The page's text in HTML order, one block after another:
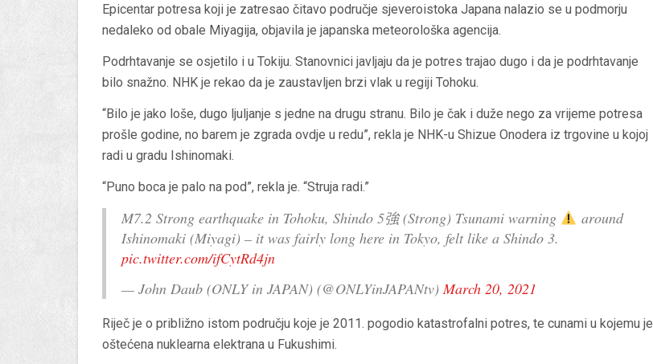
Epicentar potresa koji je zatresao čitavo područje sjeveroistoka Japana nalazio se u podmorju
nedaleko od obale Miyagija, objavila je japanska meteorološka agencija.
Podrhtavanje se osjetilo i u Tokiju. Stanovnici javljaju da je potres trajao dugo i da je podrhtavanje
bilo snažno. NHK je rekao da je zaustavljen brzi vlak u regiji Tohoku.
“Bilo je jako loše, dugo ljuljanje s jedne na drugu stranu. Bilo je čak i duže nego za vrijeme potresa
prošle godine, no barem je zgrada ovdje u redu”, rekla je NHK-u Shizue Onodera iz trgovine u kojoj
radi u gradu Ishinomaki.
“Puno boca je palo na pod”, rekla je. “Struja radi.”
M7.2 Strong earthquake in Tohoku, Shindo 5強 (Strong) Tsunami warning
around
Ishinomaki (Miyagi) – it was fairly long here in Tokyo, felt like a Shindo 3.
pic.twitter.com/ifCytRd4jn
— John Daub (ONLY in JAPAN) (@ONLYinJAPANtv)March 20, 2021
Riječ je o približno istom području koje je 2011. pogodio katastrofalni potres, te cunami u kojemu je
oštećena nuklearna elektrana u Fukushimi.